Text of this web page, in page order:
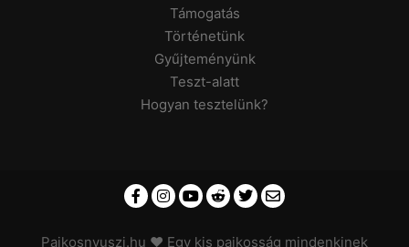
Támogatás
Történetünk
Gyűjteményünk
Teszt-alatt
Hogyan tesztelünk?
Pajkosnyuszi.hu ♥ Egy kis pajkosság mindenkinek